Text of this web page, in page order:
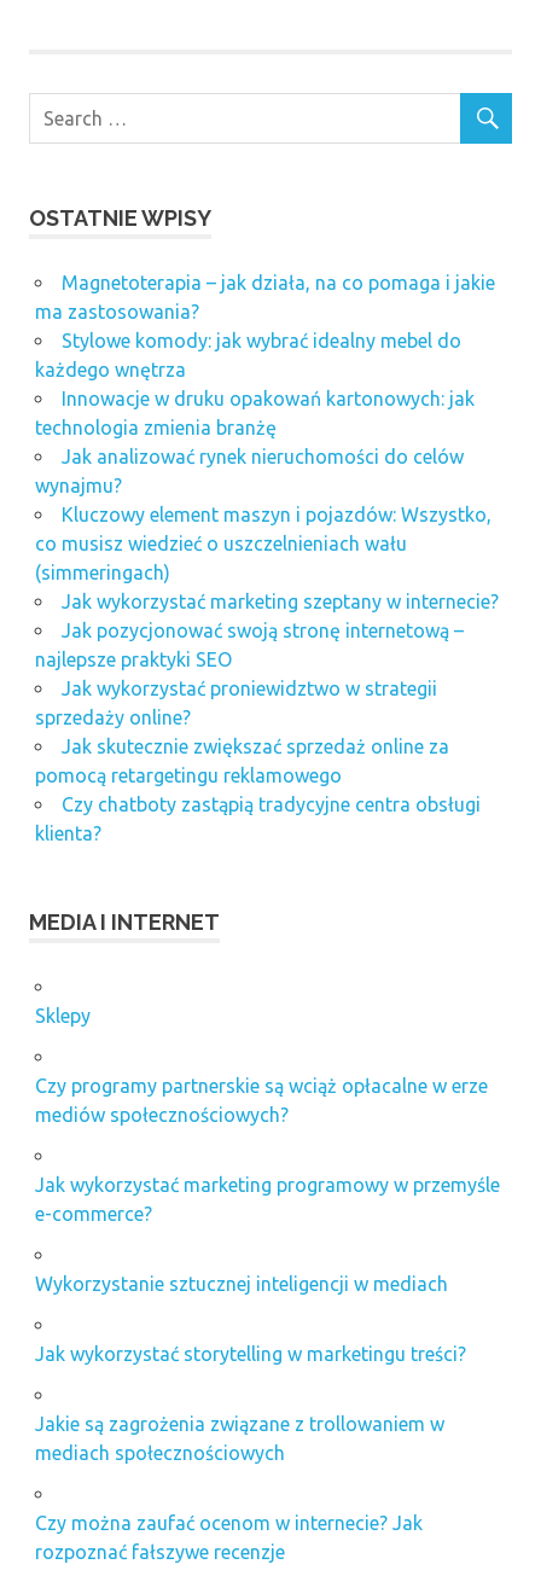
OSTATNIE WPISY
Magnetoterapia – jak działa, na co pomaga i jakie
ma zastosowania?
Stylowe komody: jak wybrać idealny mebel do
każdego wnętrza
Innowacje w druku opakowań kartonowych: jak
technologia zmienia branżę
Jak analizować rynek nieruchomości do celów
wynajmu?
Kluczowy element maszyn i pojazdów: Wszystko,
co musisz wiedzieć o uszczelnieniach wału
(simmeringach)
Jak wykorzystać marketing szeptany w internecie?
Jak pozycjonować swoją stronę internetową –
najlepsze praktyki SEO
Jak wykorzystać proniewidztwo w strategii
sprzedaży online?
Jak skutecznie zwiększać sprzedaż online za
pomocą retargetingu reklamowego
Czy chatboty zastąpią tradycyjne centra obsługi
klienta?
MEDIA I INTERNET
Sklepy
Czy programy partnerskie są wciąż opłacalne w erze
mediów społecznościowych?
Jak wykorzystać marketing programowy w przemyśle
e-commerce?
Wykorzystanie sztucznej inteligencji w mediach
Jak wykorzystać storytelling w marketingu treści?
Jakie są zagrożenia związane z trollowaniem w
mediach społecznościowych
Czy można zaufać ocenom w internecie? Jak
rozpoznać fałszywe recenzje